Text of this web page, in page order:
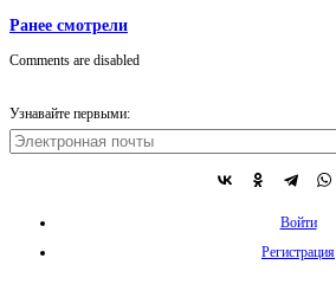
Ранее смотрели
Comments are disabled
Узнавайте первыми:
Войти
Регистрация